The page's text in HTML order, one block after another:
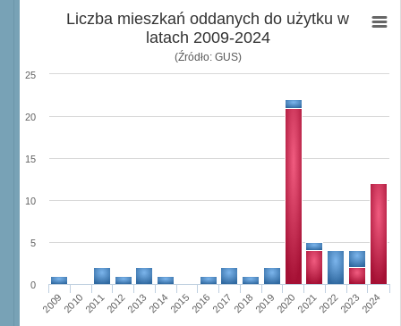
Liczba mieszkań oddanych do użytku w
latach 2009-2024
(Źródło: GUS)
2009201020112012201320142015201620172018201920202021202220232024
0
5
10
15
20
25